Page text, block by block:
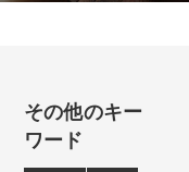
その他のキー
ワード